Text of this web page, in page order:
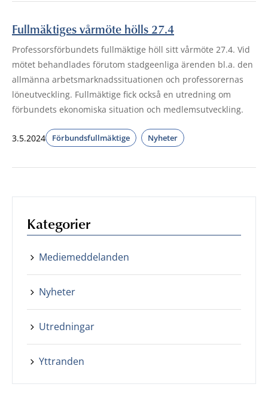
Fullmäktiges vårmöte hölls 27.4
Professorsförbundets fullmäktige höll sitt vårmöte 27.4. Vid
mötet behandlades förutom stadgeenliga ärenden bl.a. den
allmänna arbetsmarknadssituationen och professorernas
löneutveckling. Fullmäktige fick också en utredning om
förbundets ekonomiska situation och medlemsutveckling.
3.5.2024 Förbundsfullmäktige Nyheter
Kategorier
Mediemeddelanden
Nyheter
Utredningar
Yttranden